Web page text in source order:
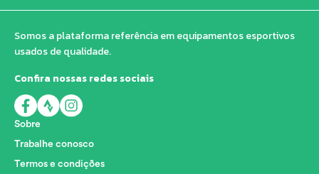
Somos a plataforma referência em equipamentos esportivos
usados de qualidade.
Confira nossas redes sociais
Sobre
Trabalhe conosco
Termos e condições